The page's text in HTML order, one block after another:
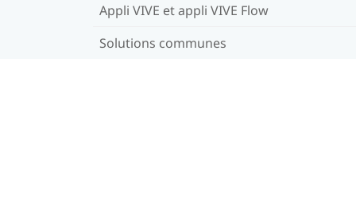
Appli VIVE et appli VIVE Flow
Solutions communes